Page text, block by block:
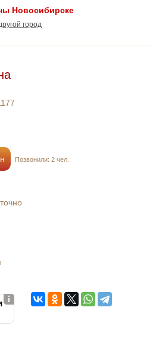
Новосибирске
город
Позвонили: 2 чел.